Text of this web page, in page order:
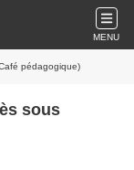
MENU
pédagogique)
sous